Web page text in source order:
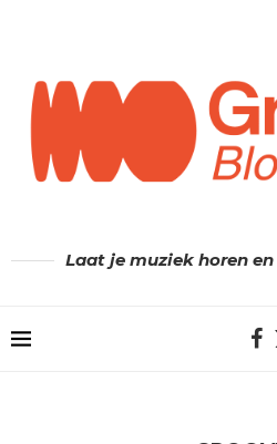
Laat je muziek horen